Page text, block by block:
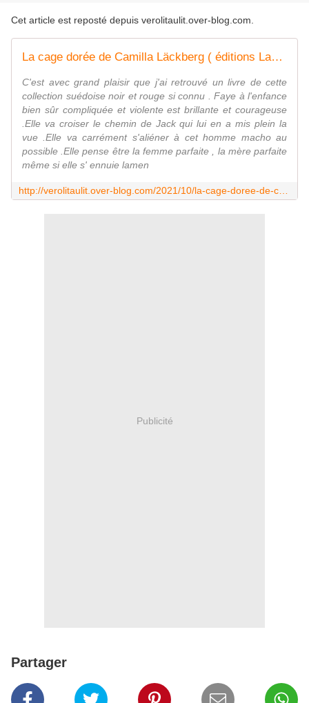
Cet article est reposté depuis verolitaulit.over-blog.com
La cage dorée de Camilla Läckberg ( éditions Label Noir)
C'est avec grand plaisir que j'ai retrouvé un livre de cette
collection suédoise noir et rouge si connu . Faye à l'enfance
bien sûr compliquée et violente est brillante et courageuse
.Elle va croiser le chemin de Jack qui lui en a mis plein la
vue .Elle va carrément s'aliéner à cet homme macho au
possible .Elle pense être la femme parfaite , la mère parfaite
même si elle s' ennuie lamen
Publicité
Partager